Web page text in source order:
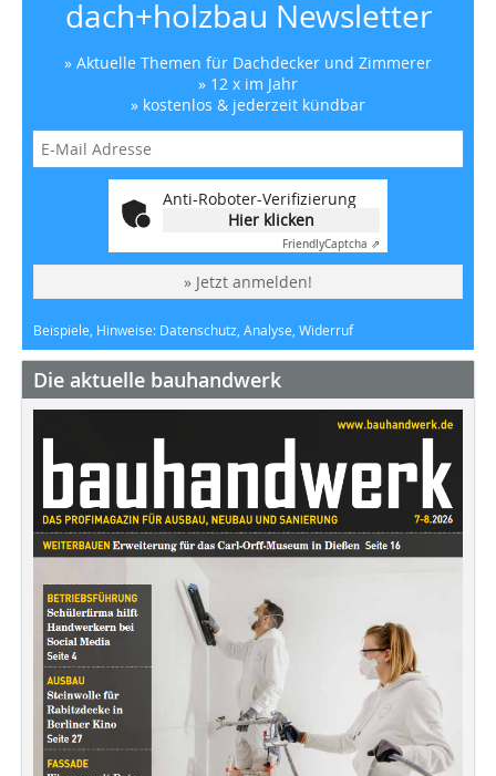
dach+holzbau Newsletter
» Aktuelle Themen für Dachdecker und Zimmerer
» 12 x im Jahr
» kostenlos & jederzeit kündbar
Anti-Roboter-Verifizierung
Hier klicken
FriendlyCaptcha ⇗
» Jetzt anmelden!
Beispiele, Hinweise: Datenschutz, Analyse, Widerruf
Die aktuelle bauhandwerk